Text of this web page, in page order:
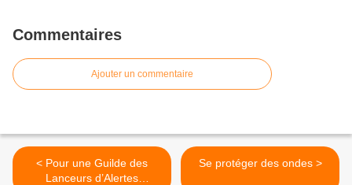
Commentaires
Ajouter un commentaire
< Pour une Guilde des
Lanceurs d’Alertes
Se protéger des ondes >